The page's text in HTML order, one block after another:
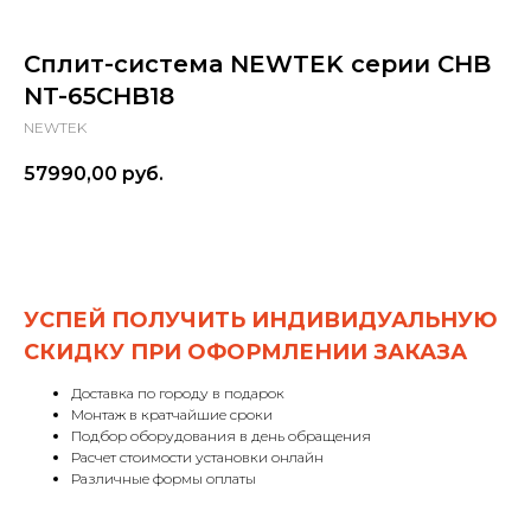
Сплит-система NEWTEK серии CHB
NT-65CHB18
NEWTEK
57990,00 руб.
УСПЕЙ ПОЛУЧИТЬ ИНДИВИДУАЛЬНУЮ
СКИДКУ ПРИ ОФОРМЛЕНИИ ЗАКАЗА
Доставка по городу в подарок
Монтаж в кратчайшие сроки
Подбор оборудования в день обращения
Расчет стоимости установки онлайн
Различные формы оплаты